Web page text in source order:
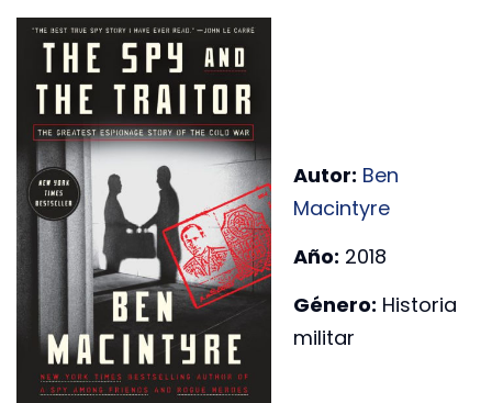
Autor: Ben
Macintyre
Año: 2018
Género: Historia
militar